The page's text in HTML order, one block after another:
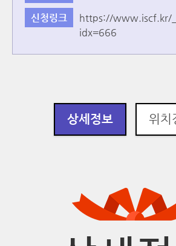
신청링크
https://www.iscf.kr/
idx=666
상세정보 위치